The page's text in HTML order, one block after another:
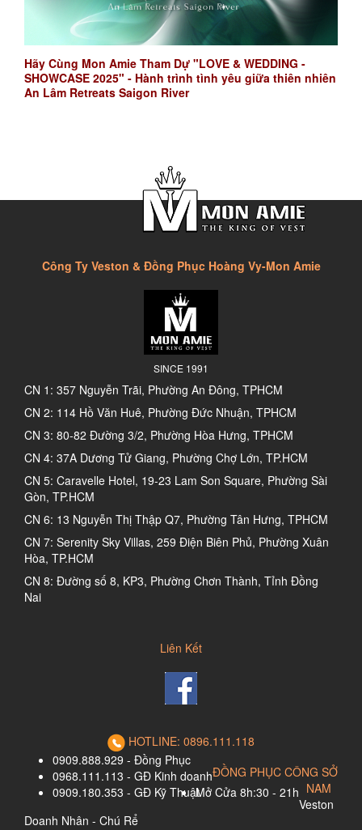
Hãy Cùng Mon Amie Tham Dự "LOVE & WEDDING -
SHOWCASE 2025" - Hành trình tình yêu giữa thiên nhiên
An Lâm Retreats Saigon River
Công Ty Veston & Đồng Phục Hoàng Vy-Mon Amie
SINCE 1991
CN 1: 357 Nguyễn Trãi, Phường An Đông, TPHCM
CN 2: 114 Hồ Văn Huê, Phường Đức Nhuận, TPHCM
CN 3: 80-82 Đường 3/2, Phường Hòa Hưng, TPHCM
CN 4: 37A Dương Tử Giang, Phường Chợ Lớn, TP.HCM
CN 5: Caravelle Hotel, 19-23 Lam Son Square, Phường Sài
Gòn, TP.HCM
CN 6: 13 Nguyễn Thị Thập Q7, Phường Tân Hưng, TPHCM
CN 7: Serenity Sky Villas, 259 Điện Biên Phủ, Phường Xuân
Hòa, TP.HCM
CN 8: Đường số 8, KP3, Phường Chơn Thành, Tỉnh Đồng
Nai
Liên Kết
HOTLINE: 0896.111.118
0909.888.929 - Đồng Phục
0968.111.113 - GĐ Kinh doanh
0909.180.353 - GĐ Kỹ ThuậtMở Cửa 8h:30 - 21h
ĐỒNG PHỤC CÔNG SỞ
NAM
Veston
Doanh Nhân - Chú Rể